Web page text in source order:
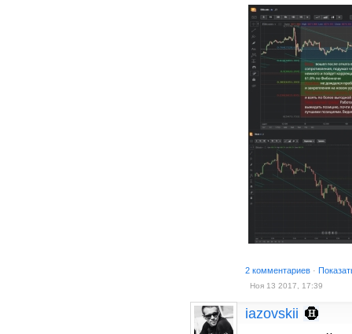
2 комментариев ·
Ноя 13 2017, 17:39
iazovskii